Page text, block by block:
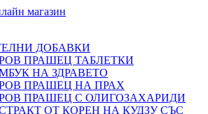
ДОБАВКИ
ПРАШЕЦ ТАБЛЕТКИ
НА ЗДРАВЕТО
ПРАШЕЦ НА ПРАХ
ПРАШЕЦ С ОЛИГОЗАХАРИДИ
ОТ КОРЕН НА КУДЗУ СЪС